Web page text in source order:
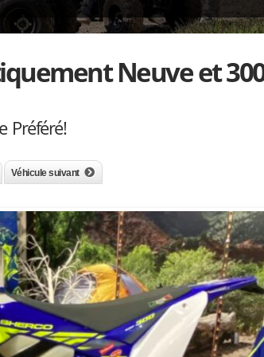
Neuve et
Préféré!
Véhicule suivant